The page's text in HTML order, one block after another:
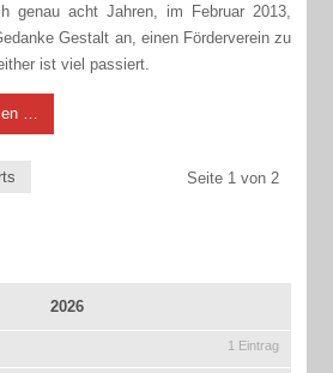
genau acht Jahren, im Februar 2013,
Gestalt an, einen Förderverein zu
ist viel passiert.
…
Seite 1 von 2
2026
1 Eintrag